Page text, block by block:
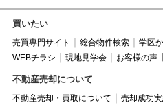
買いたい
売買専門サイト 総合物件検索 学区
WEBチラシ
現地見学会 お客様の声
不動産売却について
不動産売却・買取について 売却成功